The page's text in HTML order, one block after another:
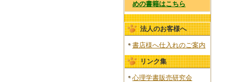
めの書籍はこちら
法人のお客様へ
書店様へ仕入れのご案内
リンク集
心理学書販売研究会